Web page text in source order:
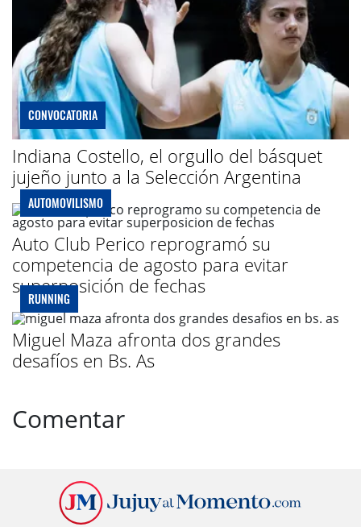
CONVOCATORIA
Indiana Costello, el orgullo del básquet
jujeño junto a la Selección Argentina
AUTOMOVILISMO
Auto Club Perico reprogramó su
competencia de agosto para evitar
superposición de fechas
RUNNING
Miguel Maza afronta dos grandes
desafíos en Bs. As
Comentar